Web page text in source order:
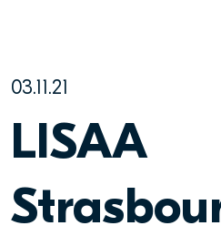
03.11.21
LISAA